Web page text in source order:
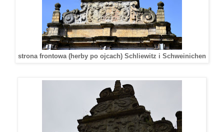
strona frontowa (herby po ojcach) Schliewitz i Schweinichen